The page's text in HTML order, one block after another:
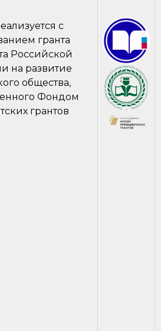
с
гранта
Российской
на развитие
общества,
Фондом
грантов